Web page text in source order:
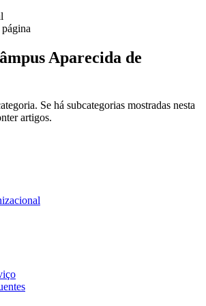
Aparecida de
Se há subcategorias mostradas nesta
artigos.